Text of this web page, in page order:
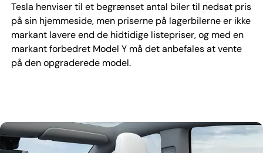
Tesla henviser til et begrænset antal biler til nedsat pris
på sin hjemmeside, men priserne på lagerbilerne er ikke
markant lavere end de hidtidige listepriser, og med en
markant forbedret Model Y må det anbefales at vente
på den opgraderede model.